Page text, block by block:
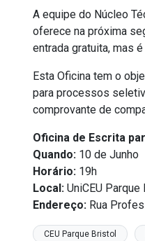
A equipe do Núcleo
oferece na próxima
entrada gratuita, mas
Esta Oficina tem o
para processos
comprovante de
Oficina de Escrita
Quando: 10 de Junho
Horário: 19h
Local: UniCEU
Endereço: Rua
CEU Parque Bristol